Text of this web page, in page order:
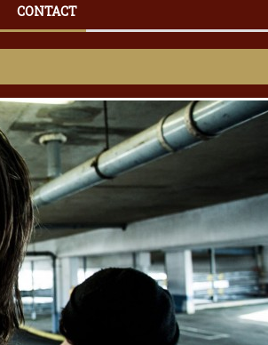
CONTACT